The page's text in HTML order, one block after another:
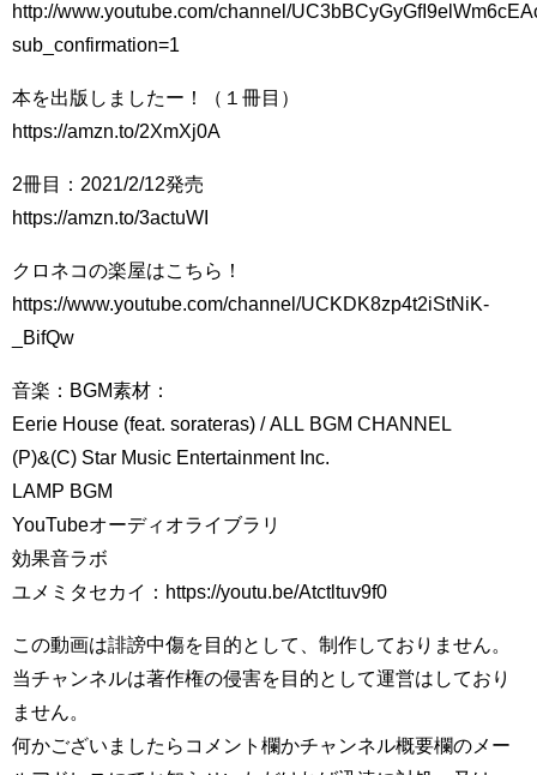
http://www.youtube.com/channel/
sub_confirmation=1
本を出版しましたー！（１冊目）
https://amzn.to/2XmXj0A
2冊目：2021/2/12発売
https://amzn.to/3actuWI
クロネコの楽屋はこちら！
https://www.youtube.com/channel/UCKDK8zp4t2iStNiK-
_BifQw
音楽：BGM素材：
Eerie House (feat. sorateras) / ALL BGM CHANNEL
(P)&(C) Star Music Entertainment Inc.
LAMP BGM
YouTubeオーディオライブラリ
効果音ラボ
ユメミタセカイ：https://youtu.be/Atctltuv9f0
この動画は誹謗中傷を目的として、制作しておりません。
当チャンネルは著作権の侵害を目的として運営はしており
ません。
何かございましたらコメント欄かチャンネル概要欄のメー